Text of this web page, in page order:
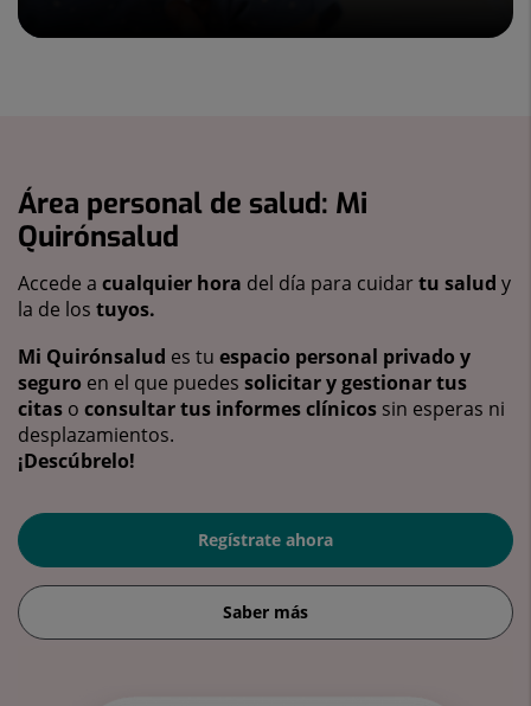
Área personal de salud: Mi
Quirónsalud
Accede a cualquier hora del día para cuidartu salud y
la de los tuyos.
Mi Quirónsalud es tu espacio personal privado y
seguro en el que puedes solicitar y gestionar tus
citas o consultar tus informes clínicos sin esperas ni
desplazamientos.
¡Descúbrelo!
Regístrate ahora
Saber más